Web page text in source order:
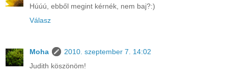
Húúú, ebből megint kérnék, nem baj?:)
Válasz
Moha
2010. szeptember 7. 14:02
Judith köszönöm!